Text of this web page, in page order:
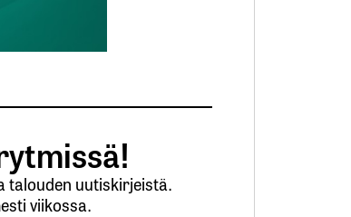
talouden uutiskirjeistä.
viikossa.